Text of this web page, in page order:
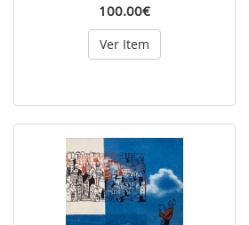
100.00€
Ver Item